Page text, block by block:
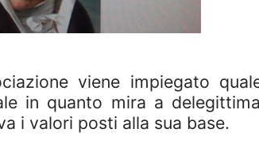
viene impiegato
in quanto mira a
i valori posti alla sua base.